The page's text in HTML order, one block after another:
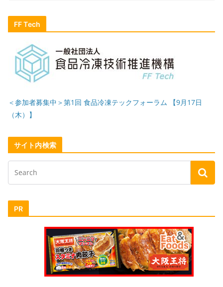
FF Tech
＜参加者募集中＞第1回 食品冷凍テックフォーラム 【9月17日
（木）】
サイト内検索
PR